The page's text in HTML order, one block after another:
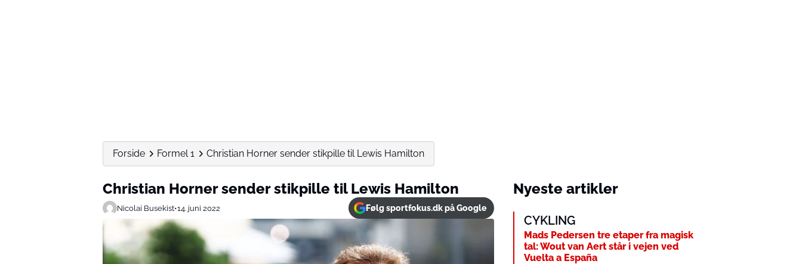
Forside Formel 1 Christian Horner sender stikpille til Lewis Hamilton
Christian Horner sender stikpille til Lewis Hamilton
Nicolai Busekist•14. juni 2022 Følg sportfokus.dk på Google
Nyeste artikler
CYKLING
Mads Pedersen tre etaper fra magisk
tal: Wout van Aert står i vejen ved
Vuelta a España